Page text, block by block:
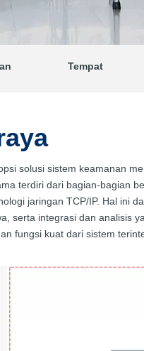
Tempat
solusi sistem keamanan
terdiri dari bagian-bagian
jaringan TCP/IP. Hal ini
serta integrasi dan analisis
fungsi kuat dari sistem